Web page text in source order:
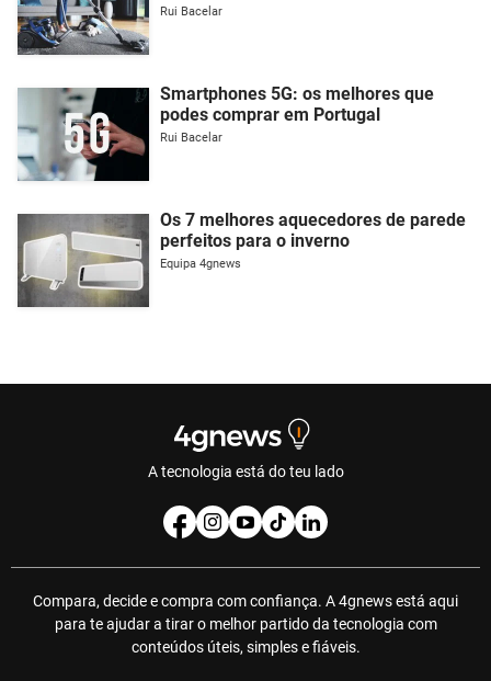
Rui Bacelar
Smartphones 5G: os melhores que
podes comprar em Portugal
Rui Bacelar
Os 7 melhores aquecedores de parede
perfeitos para o inverno
Equipa 4gnews
A tecnologia está do teu lado
Compara, decide e compra com confiança. A 4gnews está aqui
para te ajudar a tirar o melhor partido da tecnologia com
conteúdos úteis, simples e fiáveis.